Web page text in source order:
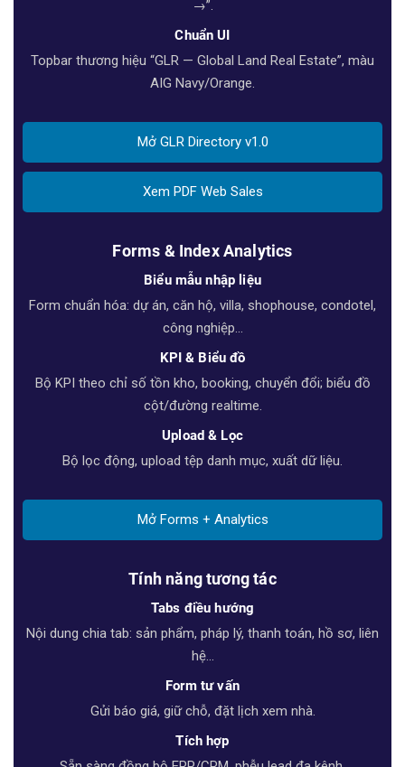
→”.
Chuẩn UI
Topbar thương hiệu “GLR — Global Land Real Estate”, màu
AIG Navy/Orange.
Mở GLR Directory v1.0
Xem PDF Web Sales
Forms & Index Analytics
Biểu mẫu nhập liệu
Form chuẩn hóa: dự án, căn hộ, villa, shophouse, condotel,
công nghiệp…
KPI & Biểu đồ
Bộ KPI theo chỉ số tồn kho, booking, chuyển đổi; biểu đồ
cột/đường realtime.
Upload & Lọc
Bộ lọc động, upload tệp danh mục, xuất dữ liệu.
Mở Forms + Analytics
Tính năng tương tác
Tabs điều hướng
Nội dung chia tab: sản phẩm, pháp lý, thanh toán, hồ sơ, liên
hệ…
Form tư vấn
Gửi báo giá, giữ chỗ, đặt lịch xem nhà.
Tích hợp